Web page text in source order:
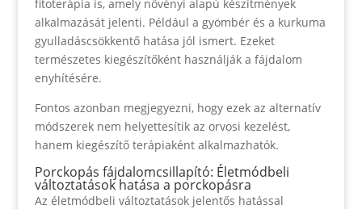
fitoterápia is, amely növényi alapú készítmények
alkalmazását jelenti. Például a gyömbér és a kurkuma
gyulladáscsökkentő hatása jól ismert. Ezeket
természetes kiegészítőként használják a fájdalom
enyhítésére.
Fontos azonban megjegyezni, hogy ezek az alternatív
módszerek nem helyettesítik az orvosi kezelést,
hanem kiegészítő terápiaként alkalmazhatók.
Porckopás fájdalomcsillapító: Életmódbeli
változtatások hatása a porckopásra
Az életmódbeli változtatások jelentős hatással